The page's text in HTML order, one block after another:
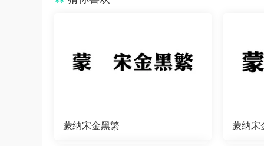
蒙纳宋金黑繁 蒙纳宋